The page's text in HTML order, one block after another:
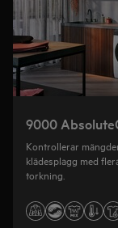
9000
Kontrollerar
klädesplagg med
torkning.